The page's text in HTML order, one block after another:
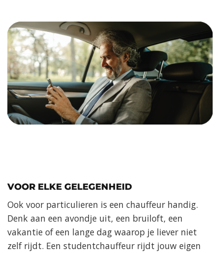
VOOR ELKE GELEGENHEID
Ook voor particulieren is een chauffeur handig.
Denk aan een avondje uit, een bruiloft, een
vakantie of een lange dag waarop je liever niet
zelf rijdt. Een studentchauffeur rijdt jouw eigen